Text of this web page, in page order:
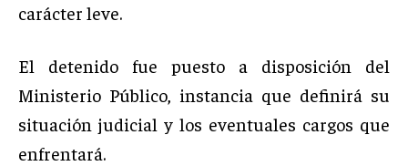
carácter leve.
El detenido fue puesto a disposición del
Ministerio Público, instancia que definirá su
situación judicial y los eventuales cargos que
enfrentará.